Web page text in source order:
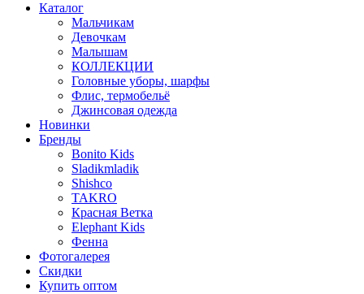
Каталог
Мальчикам
Девочкам
Малышам
КОЛЛЕКЦИИ
Головные уборы, шарфы
Флис, термобельё
Джинсовая одежда
Новинки
Бренды
Bonito Kids
Sladikmladik
Shishco
TAKRO
Красная Ветка
Elephant Kids
Фенна
Фотогалерея
Скидки
Купить оптом